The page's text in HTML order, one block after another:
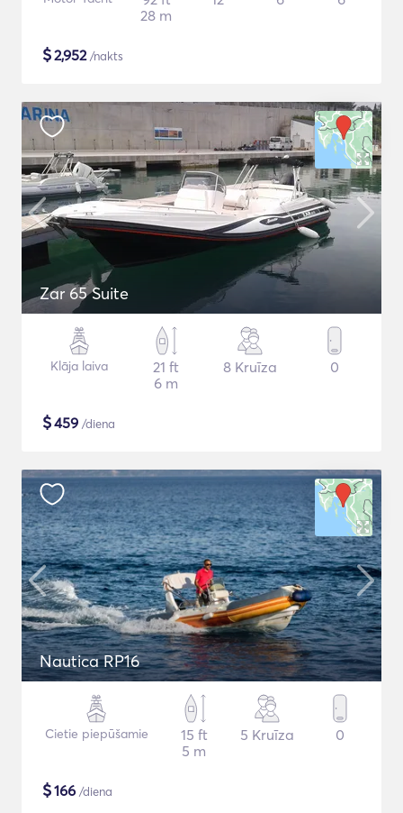
28 m
$2,952/nakts
Zar 65 Suite
Klāja laiva
21 ft
6 m
8 Kruīza 0
$459 /diena
Nautica RP16
Cietie piepūšamie
15 ft
5 m
5 Kruīza 0
$166 /diena